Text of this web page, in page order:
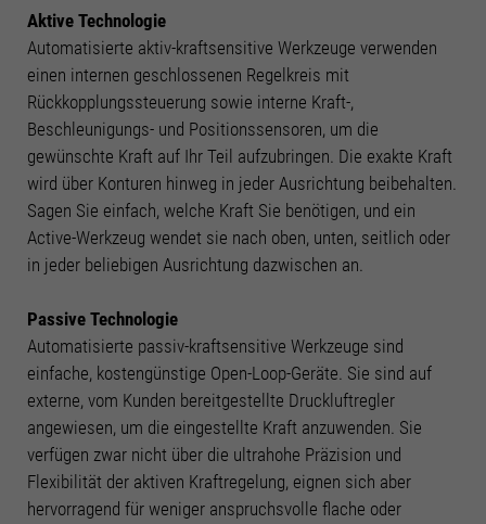
Aktive Technologie
Automatisierte aktiv-kraftsensitive Werkzeuge verwenden
einen internen geschlossenen Regelkreis mit
Rückkopplungssteuerung sowie interne Kraft-,
Beschleunigungs- und Positionssensoren, um die
gewünschte Kraft auf Ihr Teil aufzubringen. Die exakte Kraft
wird über Konturen hinweg in jeder Ausrichtung beibehalten.
Sagen Sie einfach, welche Kraft Sie benötigen, und ein
Active-Werkzeug wendet sie nach oben, unten, seitlich oder
in jeder beliebigen Ausrichtung dazwischen an.
Passive Technologie
Automatisierte passiv-kraftsensitive Werkzeuge sind
einfache, kostengünstige Open-Loop-Geräte. Sie sind auf
externe, vom Kunden bereitgestellte Druckluftregler
angewiesen, um die eingestellte Kraft anzuwenden. Sie
verfügen zwar nicht über die ultrahohe Präzision und
Flexibilität der aktiven Kraftregelung, eignen sich aber
hervorragend für weniger anspruchsvolle flache oder
Statistiken (3)
Statistik Cookies erfassen Informationen anonym. Diese Informationen helfen
uns zu verstehen, wie unsere Besucher unsere Website nutzen.
Cookie-Informationen anzeigen
Funktionale Cookies (2)
Mit Tools von externen Anbietern wie z.B. Youtube möchten wir unseren
Besuchern einen Mehrwert bieten.
Cookie-Informationen anzeigen
Marketing Cookies (4)
Marketing-Cookies werden von Drittanbietern oder Publishern verwendet, um
personalisierte Werbung anzuzeigen. Sie tun dies, indem sie Besucher über
Websites hinweg verfolgen.
Cookie-Informationen anzeigen
Datenschutzerklärung